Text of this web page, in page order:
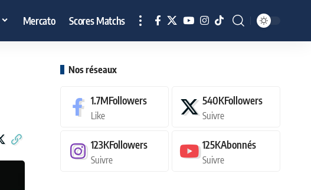
Mercato Scores Matchs
Nos réseaux
1.7MFollowers
Like
540KFollowers
Suivre
123KFollowers
Suivre
125KAbonnés
Suivre